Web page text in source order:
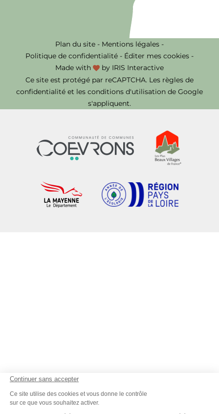
Continuer sans accepter
Ce site utilise des cookies et vous donne le contrôle
sur ce que vous souhaitez activer.
Plan du site - Mentions légales -
Politique de confidentialité - Éditer mes cookies -
Made with
by IRIS Interactive
Ce site est protégé par reCAPTCHA. Les règles de
confidentialité et les conditions d'utilisation de Google
s'appliquent.